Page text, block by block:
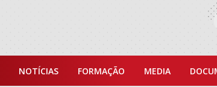
NOTÍCIAS FORMAÇÃO MEDIA